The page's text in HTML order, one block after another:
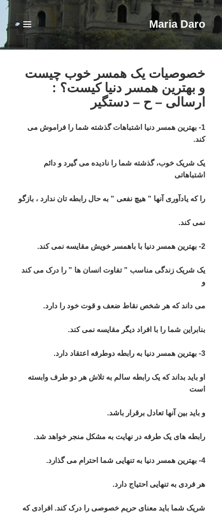
Maria Daro
فهرست
ابزارک‌ها
خصوصیات یک همسر خوب چیست
و بهترین همسر دنیا کیست؟ :
ارسالی – ح – دستگیر
1- بهترین همسر دنیا اشتباهات گذشته شما را فراموش می
کند.
یک شریک خوب، گذشته شما را نادیده می گیرد و دائم
اشتباهاتی
را که یادآوری آنها ” هیچ نفعی ” به حال رابطه تان ندارد ، بازگو
نمی کند.
2- بهترین همسر دنیا با باهمسر خویش مقایسه نمی کند.
یک شریک زندگی مناسب ” تفاوت انسان ها ” را درک می کند
و
می داند که هر شخص نقاط ضعف و قوت خود را دارد.
بنابراین شما را با افراد دیگر مقایسه نمی کند.
3- بهترین همسر دنیا به رابطه دوطرفه اعتقاد دارد.
او باید بداند که یک رابطه سالم به تلاش هر دو طرف وابسته
است
و باید بین آنها تعادل برقرار باشد.
رابطه های یک طرفه در نهایت به مشکل منجر خواهد شد.
4- بهترین همسر دنیا به تنهایی شما احترام می گذارد.
هر فردی به تنهایی احتیاج دارد.
شریک شما باید معنای حریم خصوصی را درک کند. افرادی که